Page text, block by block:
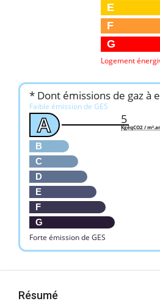
E
F
G
Logement
* Dont émissions de gaz à
Faible émission de GES
A
B
C
D
E
F
G
Forte émission de GES
5
KgéqCO2 /
Résumé